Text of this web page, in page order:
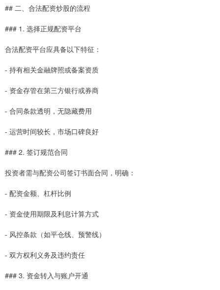
## 二、合法配资炒股的流程
### 1. 选择正规配资平台
合法配资平台应具备以下特征：
- 持有相关金融牌照或备案资质
- 资金存管在第三方银行或券商
- 合同条款透明，无隐藏费用
- 运营时间较长，市场口碑良好
### 2. 签订规范合同
投资者需与配资公司签订书面合同，明确：
- 配资金额、杠杆比例
- 资金使用期限及利息计算方式
- 风控条款（如平仓线、预警线）
- 双方权利义务及违约责任
### 3. 资金转入与账户开通